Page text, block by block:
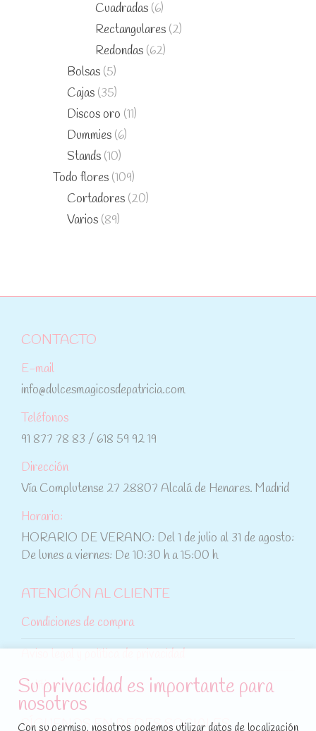
Cuadradas (6)
Rectangulares (2)
Redondas (62)
Bolsas (5)
Cajas (35)
Discos oro (11)
Dummies (6)
Stands (10)
Todo flores (109)
Cortadores (20)
Varios (89)
CONTACTO
E-mail
info@dulcesmagicosdepatricia.com
Teléfonos
91 877 78 83 / 618 59 92 19
Dirección
Vía Complutense 27 28807 Alcalá de Henares. Madrid
Horario:
HORARIO DE VERANO: Del 1 de julio al 31 de agosto:
De lunes a viernes: De 10:30 h a 15:00 h
ATENCIÓN AL CLIENTE
Condiciones de compra
Política de cookies
SÍGUENOS EN REDES SOCIALES
Su privacidad es importante para
nosotros
Con su permiso, nosotros podemos utilizar datos de localización